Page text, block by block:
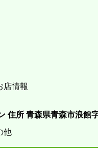
店情報
住所 青森県青森市浪館字
他